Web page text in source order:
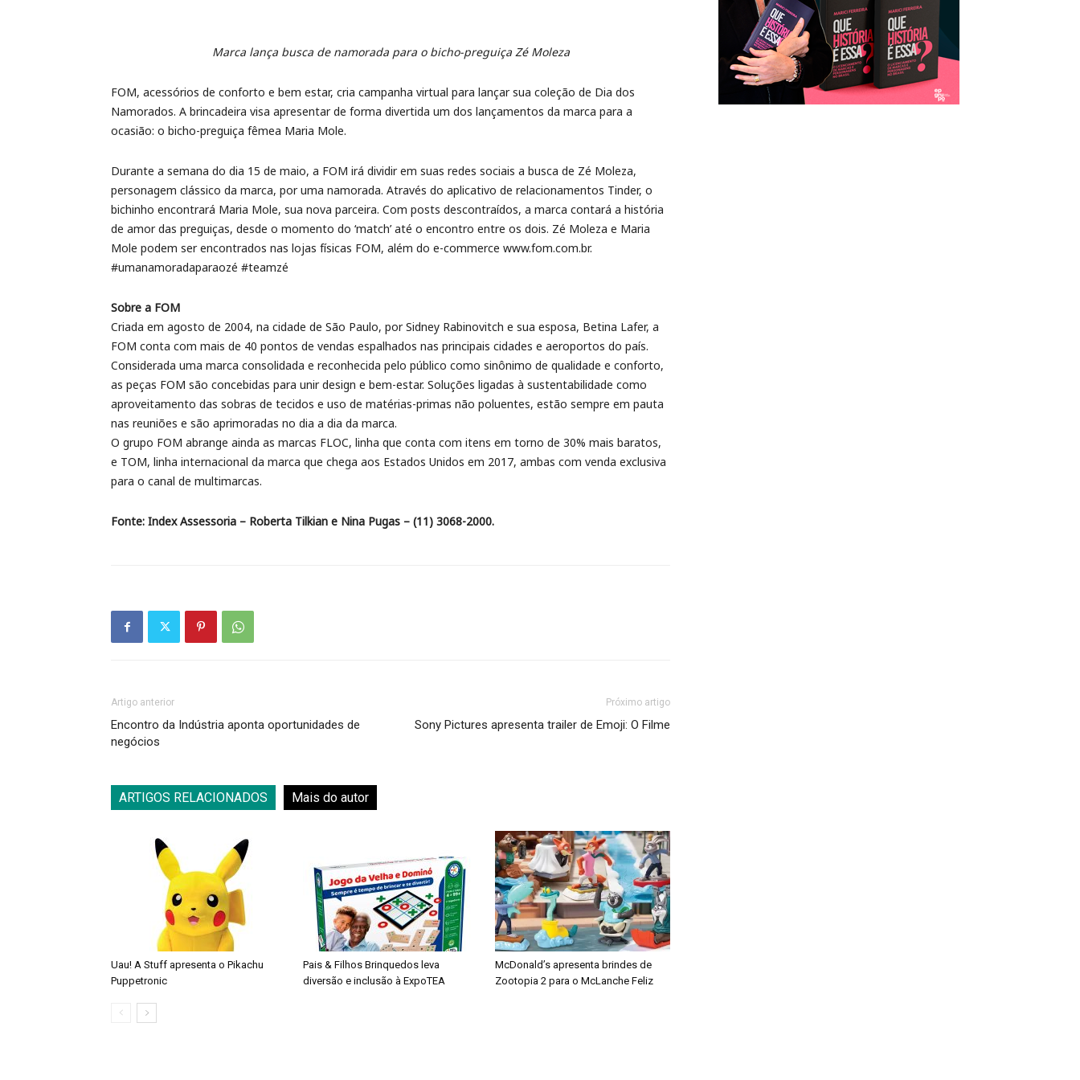
Marca lança busca de namorada para o bicho-preguiça Zé Moleza
FOM, acessórios de conforto e bem estar, cria campanha virtual para lançar sua coleção de Dia dos
Namorados. A brincadeira visa apresentar de forma divertida um dos lançamentos da marca para a
ocasião: o bicho-preguiça fêmea Maria Mole.
Durante a semana do dia 15 de maio, a FOM irá dividir em suas redes sociais a busca de Zé Moleza,
personagem clássico da marca, por uma namorada. Através do aplicativo de relacionamentos Tinder, o
bichinho encontrará Maria Mole, sua nova parceira. Com posts descontraídos, a marca contará a história
de amor das preguiças, desde o momento do ‘match’ até o encontro entre os dois. Zé Moleza e Maria
Mole podem ser encontrados nas lojas físicas FOM, além do e-commerce www.fom.com.br.
#umanamoradaparaozé #teamzé
Sobre a FOM
Criada em agosto de 2004, na cidade de São Paulo, por Sidney Rabinovitch e sua esposa, Betina Lafer, a
FOM conta com mais de 40 pontos de vendas espalhados nas principais cidades e aeroportos do país.
Considerada uma marca consolidada e reconhecida pelo público como sinônimo de qualidade e conforto,
as peças FOM são concebidas para unir design e bem-estar. Soluções ligadas à sustentabilidade como
aproveitamento das sobras de tecidos e uso de matérias-primas não poluentes, estão sempre em pauta
nas reuniões e são aprimoradas no dia a dia da marca.
O grupo FOM abrange ainda as marcas FLOC, linha que conta com itens em torno de 30% mais baratos,
e TOM, linha internacional da marca que chega aos Estados Unidos em 2017, ambas com venda exclusiva
para o canal de multimarcas.
Fonte: Index Assessoria – Roberta Tilkian e Nina Pugas – (11) 3068-2000.
Artigo anterior
Encontro da Indústria aponta oportunidades de
negócios
Próximo artigo
Sony Pictures apresenta trailer de Emoji: O Filme
ARTIGOS RELACIONADOS Mais do autor
Uau! A Stuff apresenta o Pikachu
Puppetronic
Pais & Filhos Brinquedos leva
diversão e inclusão à ExpoTEA
McDonald’s apresenta brindes de
Zootopia 2 para o McLanche Feliz